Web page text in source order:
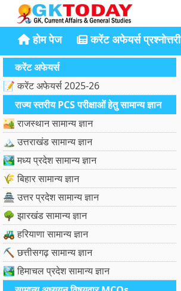
होम पेज करेंट अफेयर्स प्रश्नोत्तरी
करेंट अफेयर्स
📝 करेंट अफेयर्स 2025-26
राज्य स्तरीय PCS परीक्षाओं हेतु सामान्य ज्ञान
🏜️ राजस्थान सामान्य ज्ञान
🏔️ उत्तराखंड सामान्य ज्ञान
🏞️ मध्य प्रदेश सामान्य ज्ञान
🌾 बिहार सामान्य ज्ञान
🏯 उत्तर प्रदेश सामान्य ज्ञान
🌳 झारखंड सामान्य ज्ञान
🚜 हरियाणा सामान्य ज्ञान
⛏️ छत्तीसगढ़ सामान्य ज्ञान
🏞️ हिमाचल प्रदेश सामान्य ज्ञान